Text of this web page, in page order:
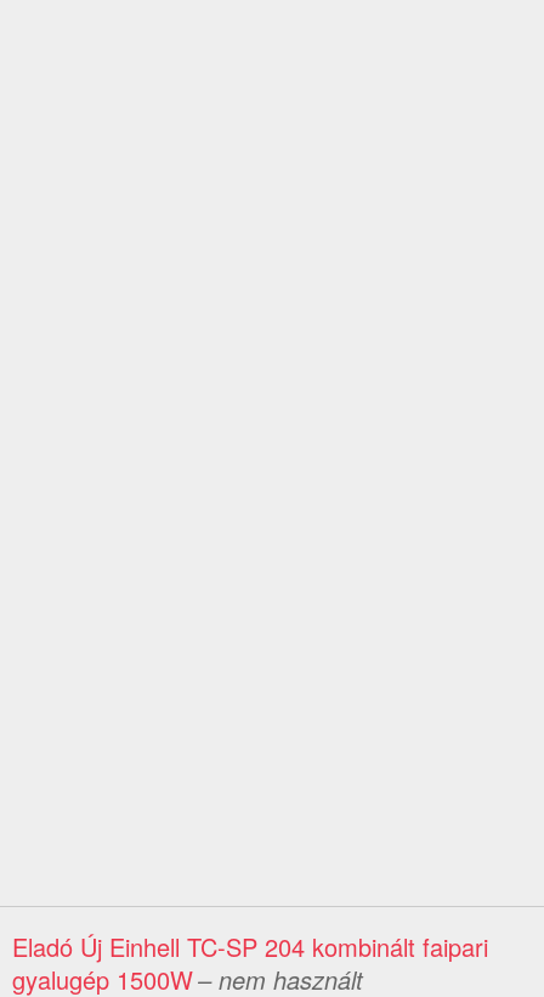
Eladó Új Einhell TC-SP 204 kombinált faipari
gyalugép 1500W– nem használt